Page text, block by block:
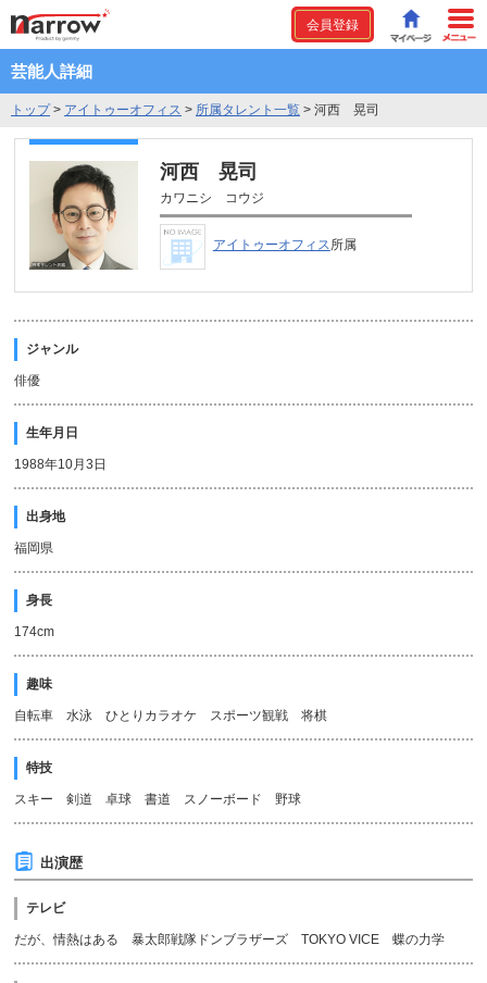
会員登録
芸能人詳細
トップ> アイトゥーオフィス > 所属タレント一覧 > 河西 晃司
河西 晃司
カワニシ コウジ
アイトゥーオフィス所属
ジャンル
俳優
生年月日
1988年10月3日
出身地
福岡県
身長
174cm
趣味
自転車 水泳 ひとりカラオケ スポーツ観戦 将棋
特技
スキー 剣道 卓球 書道 スノーボード 野球
出演歴
テレビ
だが、情熱はある 暴太郎戦隊ドンブラザーズ TOKYO VICE 蝶の力学